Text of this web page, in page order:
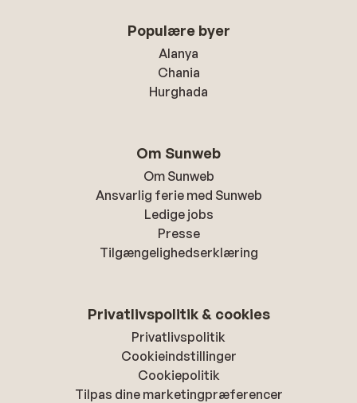
Populære byer
Alanya
Chania
Hurghada
Om Sunweb
Om Sunweb
Ansvarlig ferie med Sunweb
Ledige jobs
Presse
Tilgængelighedserklæring
Privatlivspolitik & cookies
Privatlivspolitik
Cookieindstillinger
Cookiepolitik
Tilpas dine marketingpræferencer